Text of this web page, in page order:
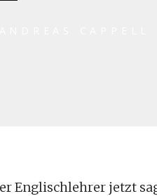
Englischlehrer jetzt